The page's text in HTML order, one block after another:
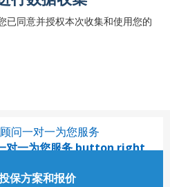
已同意并授权本次收集和使用您的
问一对一为您服务
保方案和报价